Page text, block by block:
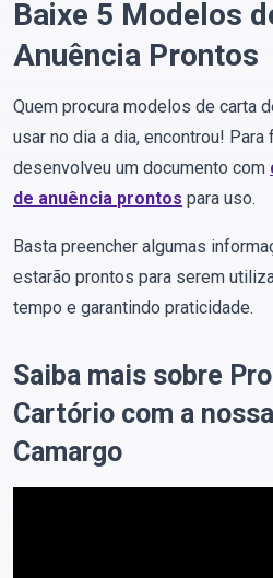
Baixe 5 Modelos
Anuência Prontos
Quem procura modelos de carta
usar no dia a dia, encontrou!
desenvolveu um documento com
de anuência prontos para uso.
Basta preencher algumas
estarão prontos para serem
tempo e garantindo praticidade.
Saiba mais sobre
Cartório com a
Camargo